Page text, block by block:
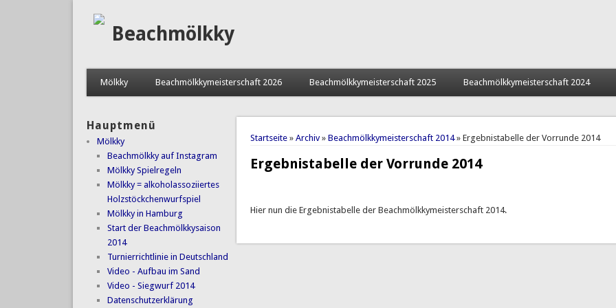
Beachmölkky
Mölkky Beachmölkkymeisterschaft 2026 Beachmölkkymeisterschaft 2025 Beachmölkkymeisterschaft 2024
Sie sind hier
Startseite »Archiv »Beachmölkkymeisterschaft 2014» Ergebnistabelle der Vorrunde 2014
Ergebnistabelle der Vorrunde 2014
Hier nun die Ergebnistabelle der Beachmölkkymeisterschaft 2014.
Hauptmenü
Mölkky
Beachmölkky auf Instagram
Mölkky Spielregeln
Mölkky = alkoholassoziiertes
Holzstöckchenwurfspiel
Mölkky in Hamburg
Start der Beachmölkkysaison
2014
Turnierrichtlinie in Deutschland
Video - Aufbau im Sand
Video - Siegwurf 2014
Datenschutzerklärung